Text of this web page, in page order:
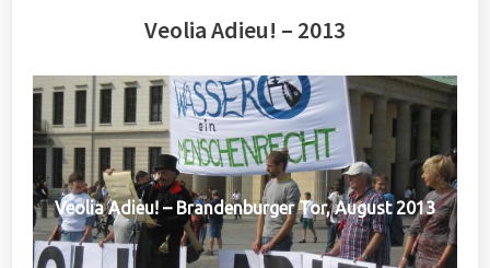
Veolia Adieu! – 2013
Veolia Adieu! – Brandenburger Tor, August 2013